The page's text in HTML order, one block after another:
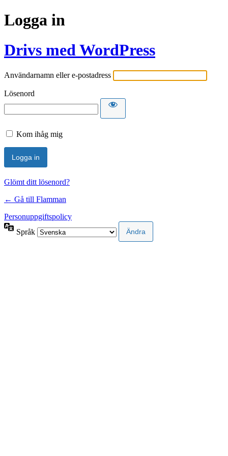
Logga in
Drivs med WordPress
Användarnamn eller e-postadress
Lösenord
Kom ihåg mig
Glömt ditt lösenord?
← Gå till Flamman
Personuppgiftspolicy
Språk